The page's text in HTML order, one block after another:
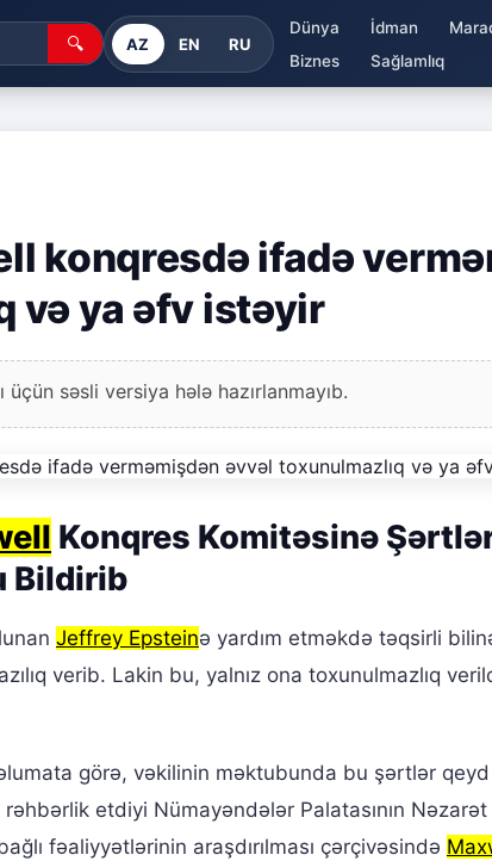
🔍 AZ EN RU
Dünya İdman
Biznes
Sağlamlıq
konqresdə ifadə
və ya əfv istəyir
üçün səsli versiya hələ hazırlanmayıb.
Konqres Komitəsinə
Bildirib
Jeffrey Epsteinə yardım etməkdə təqsirli
verib. Lakin bu, yalnız ona toxunulmazlıq
görə, vəkilinin məktubunda bu şərtlər
rəhbərlik etdiyi Nümayəndələr Palatasının
fəaliyyətlərinin araşdırılması çərçivəsində